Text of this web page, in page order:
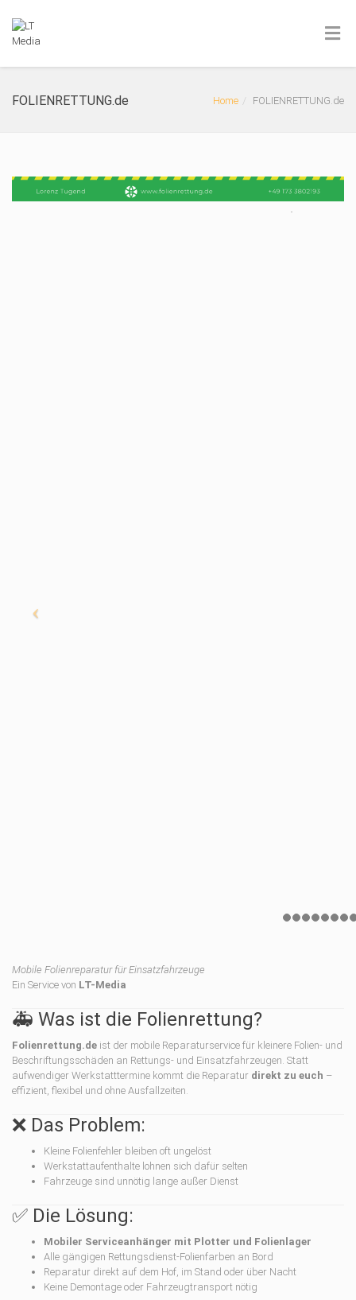
FOLIENRETTUNG.de Home FOLIENRETTUNG.de
Mobile Folienreparatur für Einsatzfahrzeuge
Ein Service von LT-Media
🚑 Was ist die Folienrettung?
Folienrettung.de ist der mobile Reparaturservice für kleinere Folien- und
Beschriftungsschäden an Rettungs- und Einsatzfahrzeugen. Statt
aufwendiger Werkstatttermine kommt die Reparatur direkt zu euch –
effizient, flexibel und ohne Ausfallzeiten.
❌ Das Problem:
Kleine Folienfehler bleiben oft ungelöst
Werkstattaufenthalte lohnen sich dafür selten
Fahrzeuge sind unnötig lange außer Dienst
✅ Die Lösung:
Mobiler Serviceanhänger mit Plotter und Folienlager
Alle gängigen Rettungsdienst-Folienfarben an Bord
Reparatur direkt auf dem Hof, im Stand oder über Nacht
Keine Demontage oder Fahrzeugtransport nötig